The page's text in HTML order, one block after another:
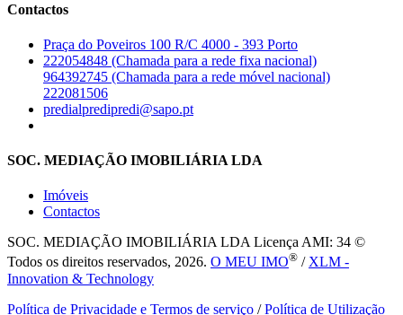
Contactos
Praça do Poveiros 100 R/C 4000 - 393 Porto
222054848 (Chamada para a rede fixa nacional)
964392745 (Chamada para a rede móvel nacional)
222081506
predialpredipredi@sapo.pt
SOC. MEDIAÇÃO IMOBILIÁRIA LDA
Imóveis
Contactos
SOC. MEDIAÇÃO IMOBILIÁRIA LDA Licença AMI: 34 ©
Todos os direitos reservados, 2026. O MEU IMO® /XLM -
Innovation & Technology
Política de Privacidade e Termos de serviço /Política de Utilização